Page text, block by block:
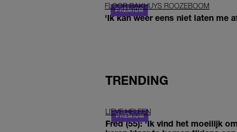
FLOOR BAKHUYS ROOZEBOOM
'Ik kan weer eens niet laten me
TRENDING
LIEVE HELEEN
Fred (55): 'Ik vind het moeilijk